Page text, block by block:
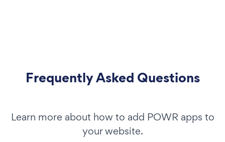
Frequently Asked Questions
Learn more about how to add POWR apps to
your website.